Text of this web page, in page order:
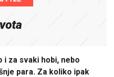
i za svaki hobi, nebo
para. Za koliko ipak